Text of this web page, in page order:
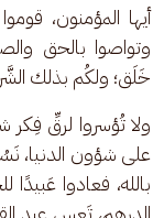
أيها المؤمنون،
وتواصوا بالحق
خَلَق؛ ولكُم بذلك
ولا تُؤسروا لرقِّ فِكر
على شؤون الدنيا،
بالله، فعادوا